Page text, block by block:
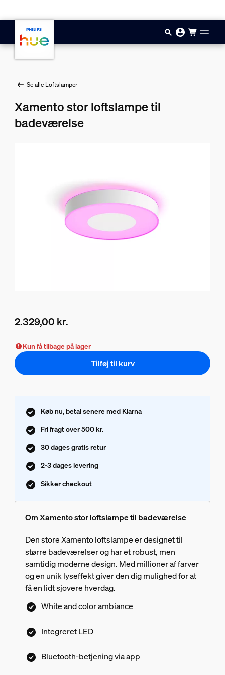
Se alle Loftslamper
Xamento stor loftslampe til
badeværelse
2.329,00 kr.
Kun få tilbage på lager
Tilføj til kurv
Køb nu, betal senere med Klarna
Fri fragt over 500 kr.
30 dages gratis retur
2-3 dages levering
Sikker checkout
Om Xamento stor loftslampe til badeværelse
Den store Xamento loftslampe er designet til
større badeværelser og har et robust, men
samtidig moderne design. Med millioner af farver
og en unik lyseffekt giver den dig mulighed for at
få en lidt sjovere hverdag.
White and color ambiance
Integreret LED
Bluetooth-betjening via app